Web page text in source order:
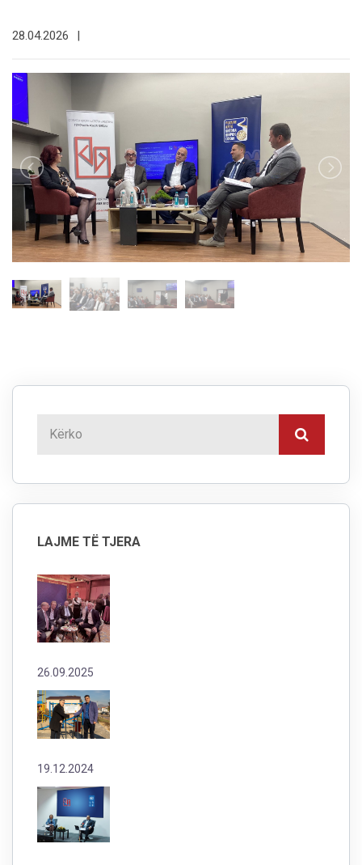
28.04.2026 |
LAJME TË TJERA
26.09.2025
19.12.2024